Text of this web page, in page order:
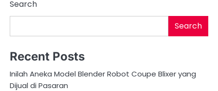
s
p
a
Search
Search
Recent Posts
Inilah Aneka Model Blender Robot Coupe Blixer yang
Dijual di Pasaran